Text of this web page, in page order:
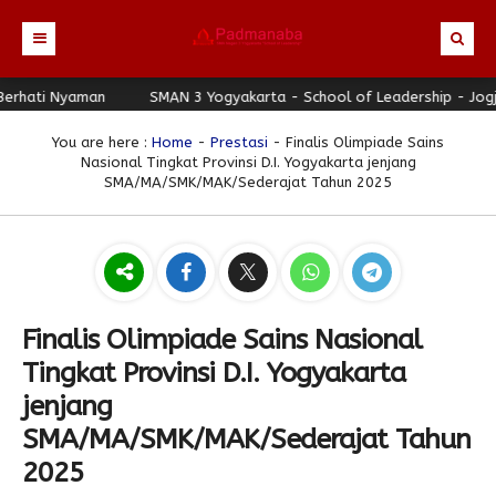
Beranda
Profil
Identitas Sekolah
Visi-Misi
Struktur Organisasi
Terbaru
Seragam
Kolom Siswa
Pengumuman
Direktori
Guru & Karyawan
Padmanaba Smart Service
Majalah Digital
Karya Siswa
Progresif #37
Fasilitas
Foto
Video
Download
Hubungi Kami
Bulletin
Padnews
Link Referensi
SMAN 3 Yogyakarta - School of Leadership - Jogja
You are here : Home - Prestasi - Finalis Olimpiade Sains
Nasional Tingkat Provinsi D.I. Yogyakarta jenjang
SMA/MA/SMK/MAK/Sederajat Tahun 2025
Finalis Olimpiade Sains Nasional
Tingkat Provinsi D.I. Yogyakarta
jenjang
SMA/MA/SMK/MAK/Sederajat Tahun
2025